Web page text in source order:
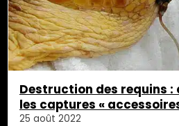
Destruction des requins :
les captures «
25 août 2022